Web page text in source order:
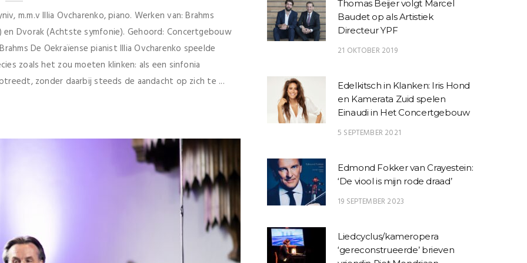
m.m.v Illia Ovcharenko, piano. Werken van: Brahms
Dvorak (Achtste symfonie). Gehoord: Concertgebouw
De Oekraïense pianist Illia Ovcharenko speelde
zoals het zou moeten klinken: als een sinfonia
zonder daarbij steeds de aandacht op zich te ...
Thomas Beijer volgt Marcel
Baudet op als Artistiek
Directeur YPF
21 OKTOBER 2019
Edelkitsch in Klanken: Iris Hond
en Kamerata Zuid spelen
Einaudi in Het Concertgebouw
5 SEPTEMBER 2021
Edmond Fokker van Crayestein:
‘De viool is mijn rode draad’
19 SEPTEMBER 2023
Liedcyclus/kameropera
‘gereconstrueerde’ brieven